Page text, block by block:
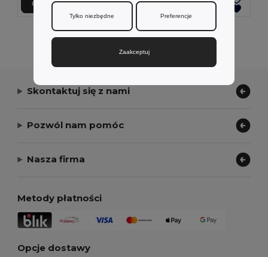
Dodaj Do Koszyka Dodaj Do Koszyka
Wyświetlanie Wszystkich Produktów.
Skontaktuj się z nami
Pozwól nam pomóc
Nasza firma
Metody płatności
Opcje dostawy
Tylko niezbędne Preferencje
Zaakceptuj